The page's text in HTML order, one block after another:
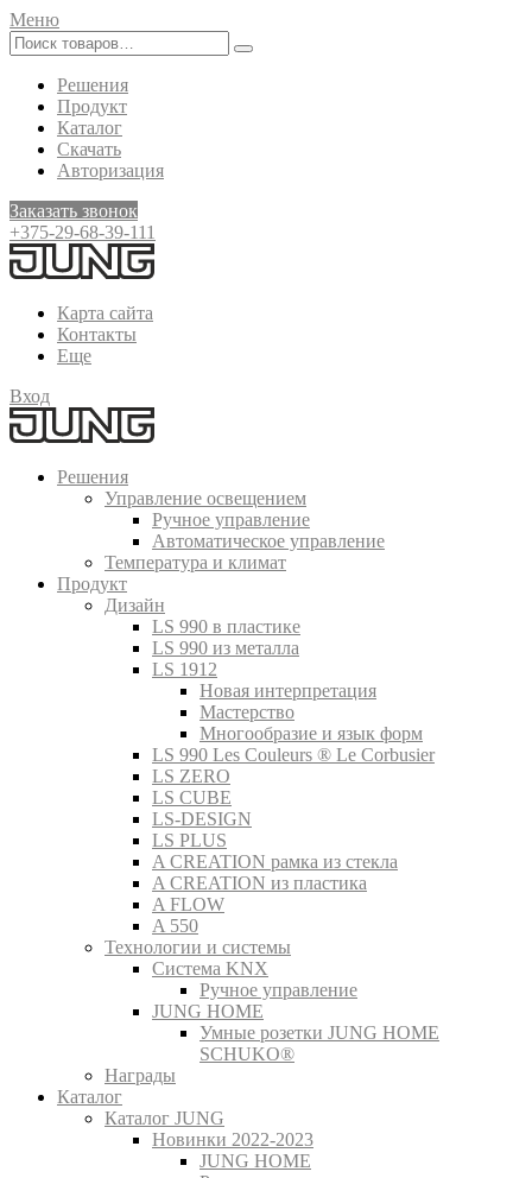
Меню
Решения
Продукт
Каталог
Скачать
Авторизация
Заказать звонок
+375-29-68-39-111
Карта сайта
Контакты
Еще
Вход
Решения
Управление освещением
Ручное управление
Автоматическое управление
Температура и климат
Продукт
Дизайн
LS 990 в пластике
LS 990 из металла
LS 1912
Новая интерпретация
Мастерство
Многообразие и язык форм
LS 990 Les Couleurs ® Le Corbusier
LS ZERO
LS CUBE
LS-DESIGN
LS PLUS
A CREATION рамка из стекла
A CREATION из пластика
A FLOW
A 550
Технологии и системы
Система KNX
Ручное управление
JUNG HOME
Умные розетки JUNG HOME
SCHUKO®
Награды
Каталог
Каталог JUNG
Новинки 2022-2023
JUNG HOME